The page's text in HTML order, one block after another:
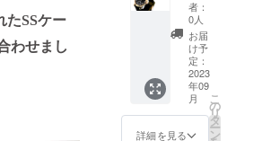
たSSケー
わせまし
展開：
文字盤/
白.黒
時計本
体/ステ
ンレス
色.イエ
ｍ ：
キャリ
ング
ケース/
横37ｃ
ｍ×縦28
ｃｍ×厚
み10ｃ
材：時
５．す
べてを
収める
キャ
リー
バッグ
・数
量：1
・商品
機械式
手巻
ムーブ
メン
ト
３．時
計ケー
ス、ダ
イアル
円から
5000円
引き】
・商品
ジャン
ル（手
巻き時
計組立
てキッ
者：
0人
お届
け予
定：
2023
年09
月
詳細を見る
こ
の
リ
タ
ー
ン